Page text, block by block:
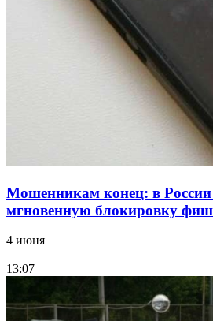
Фестиваль #ТриЧетыре в
11–13 сентября в рамках
Мошенникам конец: в России
мгновенную блокировку
4 июня
13:07